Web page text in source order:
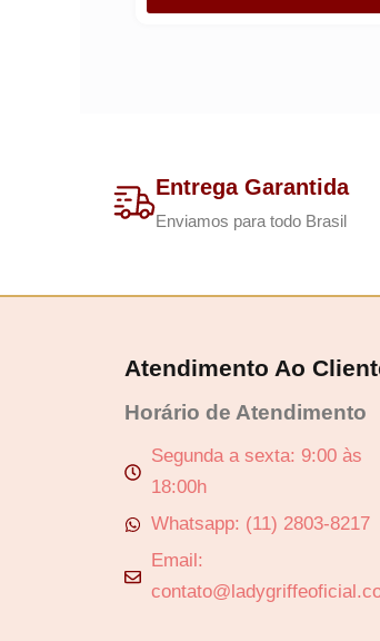
Entrega Garantida
Enviamos para todo Brasil
Atendimento Ao
Horário de Atendimento
Segunda a sexta: 9:00 às
18:00h
Whatsapp: (11) 2803-8217
Email: